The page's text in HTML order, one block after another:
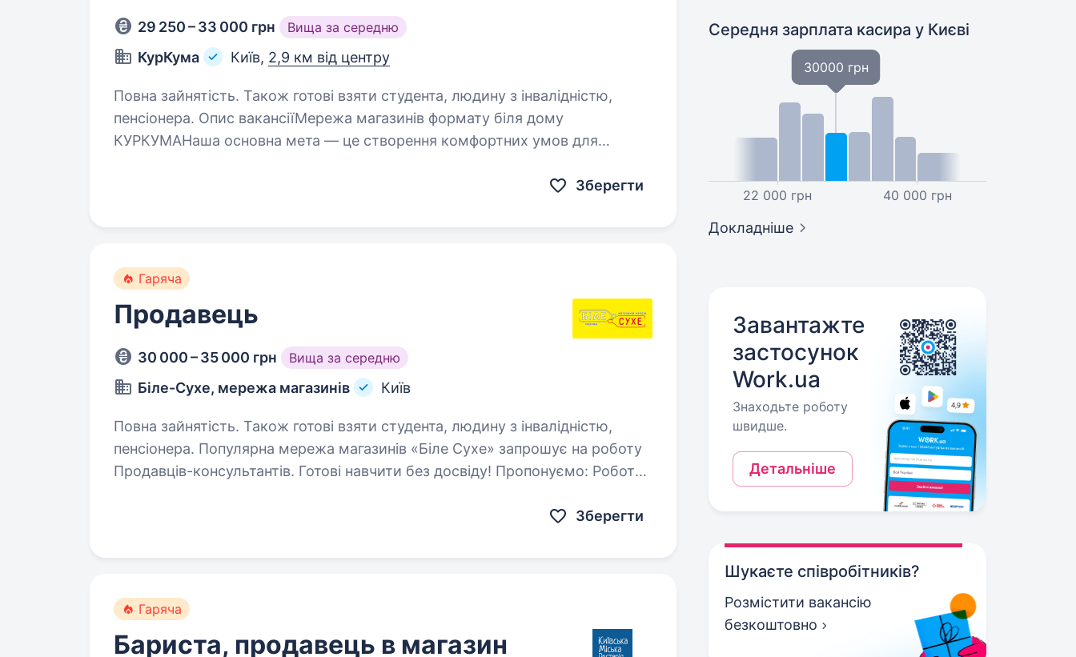
29 250 – 33 000 грн Вища за середню
КурКума Київ, 2,9 км від центру
Повна зайнятість. Також готові взяти студента, людину з інвалідністю,
пенсіонера. Опис вакансіїМережа магазинів формату біля дому
КУРКУМАНаша основна мета — це створення комфортних умов для
Зберегти
Гаряча
Продавець
30 000 – 35 000 грн Вища за середню
Біле-Сухе, мережа магазинів Київ
Повна зайнятість. Також готові взяти студента, людину з інвалідністю,
пенсіонера. Популярна мережа магазинів «Біле Сухе» запрошує на роботу
Продавців-консультантів. Готові навчити без досвіду! Пропонуємо: Роботу
Зберегти
Гаряча
Бариста, продавець в магазин
Середня зарплата касирау Києві
22 000 грн
30000 грн
40 000 грн
Докладніше
Завантажте
застосунок
Work.ua
Знаходьте роботу
швидше.
Детальніше
Шукаєте співробітників?
Розмістити вакансію
безкоштовно